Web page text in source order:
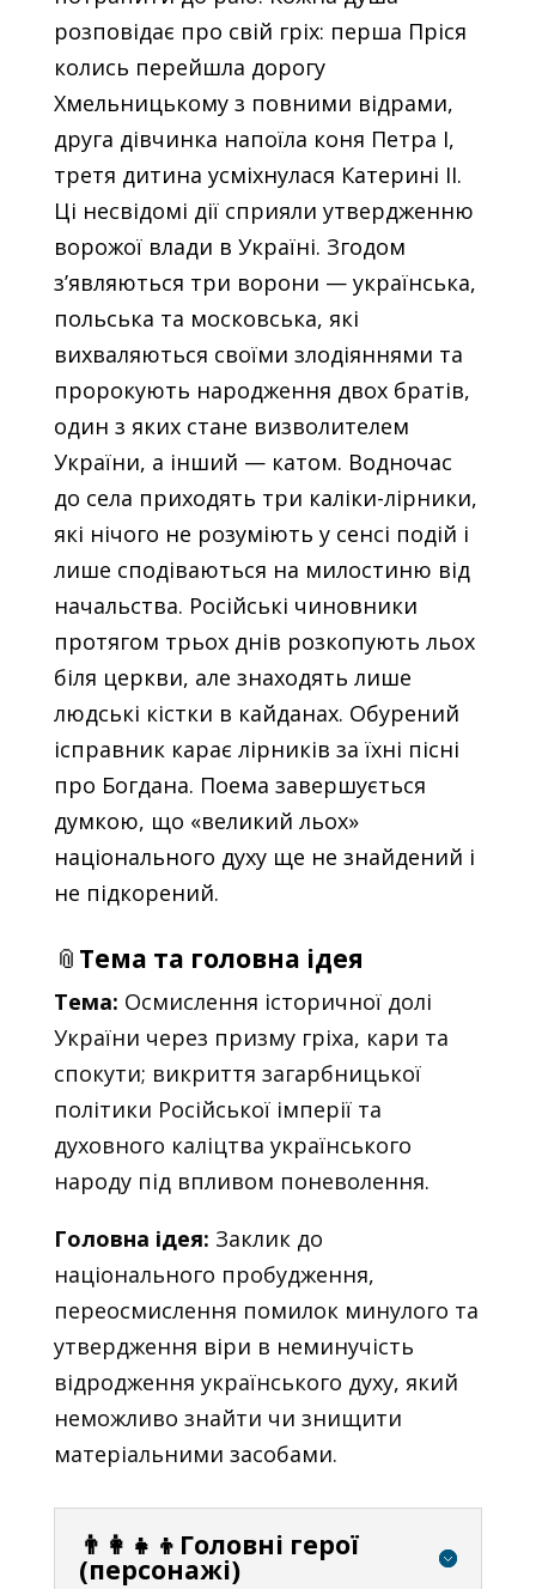
розповідає про свій гріх: перша Пріся
колись перейшла дорогу
Хмельницькому з повними відрами,
друга дівчинка напоїла коня Петра І,
третя дитина усміхнулася Катерині ІІ.
Ці несвідомі дії сприяли утвердженню
ворожої влади в Україні. Згодом
з’являються три ворони — українська,
польська та московська, які
вихваляються своїми злодіяннями та
пророкують народження двох братів,
один з яких стане визволителем
України, а інший — катом. Водночас
до села приходять три каліки-лірники,
які нічого не розуміють у сенсі подій і
лише сподіваються на милостиню від
начальства. Російські чиновники
протягом трьох днів розкопують льох
біля церкви, але знаходять лише
людські кістки в кайданах. Обурений
ісправник карає лірників за їхні пісні
про Богдана. Поема завершується
думкою, що «великий льох»
національного духу ще не знайдений і
не підкорений.
📎 Тема та головна ідея
Тема: Осмислення історичної долі
України через призму гріха, кари та
спокути; викриття загарбницької
політики Російської імперії та
духовного каліцтва українського
народу під впливом поневолення.
Головна ідея: Заклик до
національного пробудження,
переосмислення помилок минулого та
утвердження віри в неминучість
відродження українського духу, який
неможливо знайти чи знищити
матеріальними засобами.
👨‍👩‍👧‍👦Головні герої
(персонажі)